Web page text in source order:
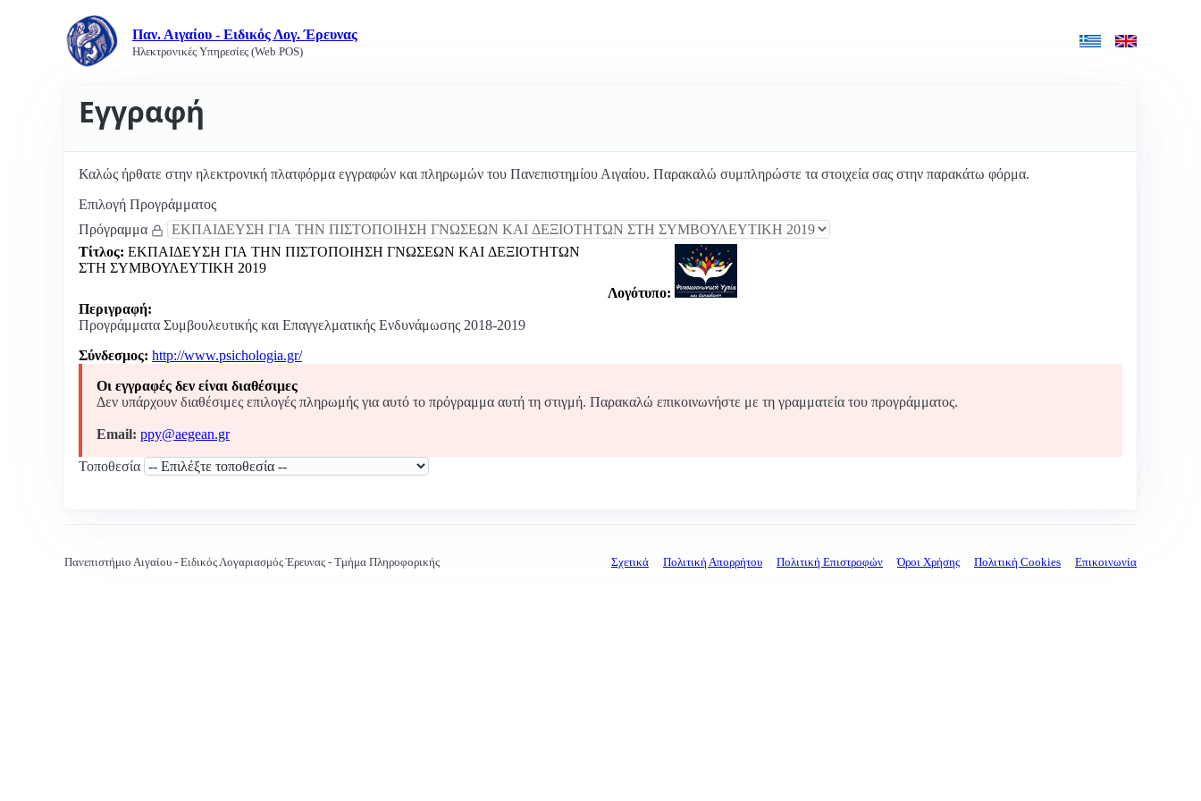
Παν. Αιγαίου - Ειδικός Λογ. Έρευνας
Ηλεκτρονικές Υπηρεσίες (Web POS)
Εγγραφή
Καλώς ήρθατε στην ηλεκτρονική πλατφόρμα εγγραφών και πληρωμών του Πανεπιστημίου Αιγαίου. Παρακαλώ συμπληρώστε τα στοιχεία σας στην παρακάτω φόρμα.
Επιλογή Προγράμματος
Πρόγραμμα
Τίτλος: ΕΚΠΑΙΔΕΥΣΗ ΓΙΑ ΤΗΝ ΠΙΣΤΟΠΟΙΗΣΗ ΓΝΩΣΕΩΝ ΚΑΙ ΔΕΞΙΟΤΗΤΩΝ
ΣΤΗ ΣΥΜΒΟΥΛΕΥΤΙΚΗ 2019
Λογότυπο:
Περιγραφή:
Προγράμματα Συμβουλευτικής και Επαγγελματικής Ενδυνάμωσης 2018-2019
Σύνδεσμος: http://www.psichologia.gr/
Οι εγγραφές δεν είναι διαθέσιμες
Δεν υπάρχουν διαθέσιμες επιλογές πληρωμής για αυτό το πρόγραμμα αυτή τη στιγμή. Παρακαλώ επικοινωνήστε με τη γραμματεία του προγράμματος.
Email: ppy@aegean.gr
Τοποθεσία
Πανεπιστήμιο Αιγαίου - Ειδικός Λογαριασμός Έρευνας - Τμήμα Πληροφορικής Σχετικά Πολιτική Απορρήτου Πολιτική Επιστροφών Όροι Χρήσης Πολιτική Cookies Επικοινωνία